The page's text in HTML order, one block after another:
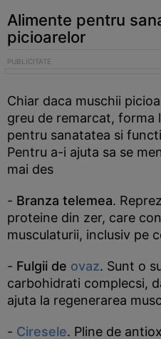
Alimente pentru
picioarelor
Chiar daca muschii
greu de remarcat, forma
pentru sanatatea si
Pentru a-i ajuta sa se
mai des
- Branza telemea.
proteine din zer, care
musculaturii, inclusiv pe
- Fulgii de ovaz. Sunt o
carbohidrati complecsi,
ajuta la regenerarea
- Ciresele. Pline de